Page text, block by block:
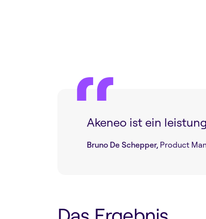
Akeneo ist ein
Bruno De Schepper, Product